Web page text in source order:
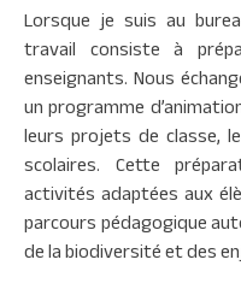
Lorsque je suis au
travail consiste à
enseignants. Nous
un programme
leurs projets de classe,
scolaires. Cette
activités adaptées aux
parcours pédagogique
de la biodiversité et des